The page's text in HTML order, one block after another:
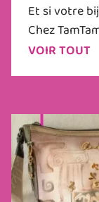
Et si votre
Chez
VOIR TOUT